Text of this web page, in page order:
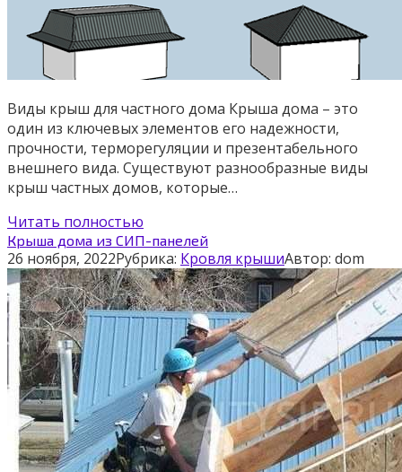
Виды крыш для частного дома Крыша дома – это
один из ключевых элементов его надежности,
прочности, терморегуляции и презентабельного
внешнего вида. Существуют разнообразные виды
крыш частных домов, которые…
Читать полностью
Крыша дома из СИП-панелей
26 ноября, 2022Рубрика: Кровля крышиАвтор: dom